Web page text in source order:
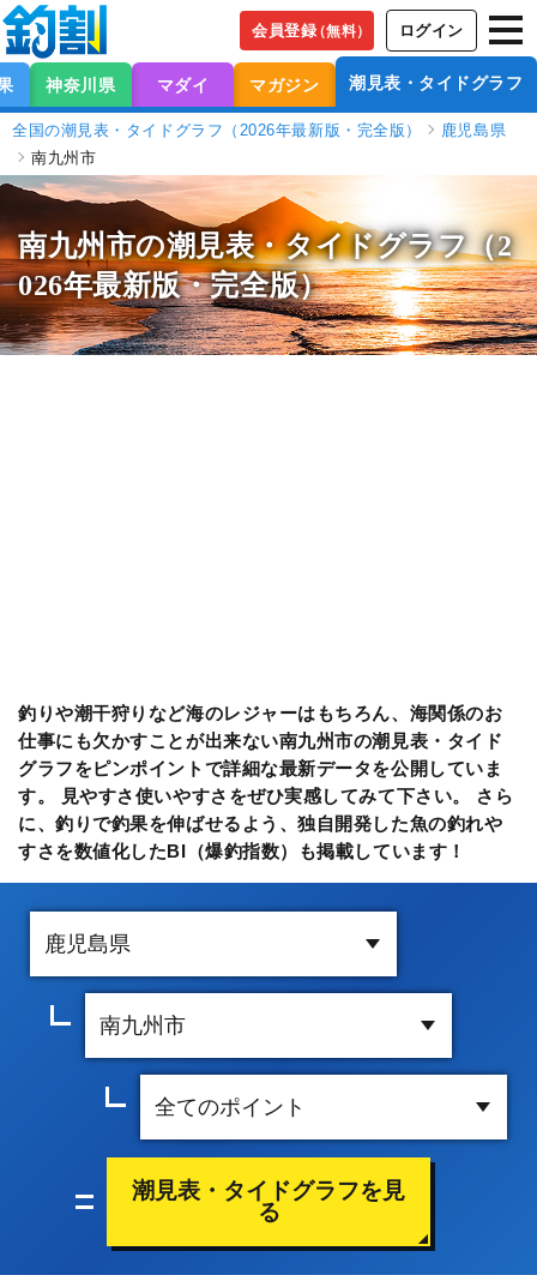
会員登録（無料） ログイン
神奈川県 マダイ マガジン 潮見表・タイドグラフ
全国の潮見表・タイドグラフ（2026年最新版・完全版）
鹿児島県
南九州市
南九州市の潮見表・タイドグラフ（2
026年最新版・完全版）
釣りや潮干狩りなど海のレジャーはもちろん、海関係のお
仕事にも欠かすことが出来ない南九州市の潮見表・タイド
グラフをピンポイントで詳細な最新データを公開していま
す。 見やすさ使いやすさをぜひ実感してみて下さい。 さら
に、釣りで釣果を伸ばせるよう、独自開発した魚の釣れや
すさを数値化したBI（爆釣指数）も掲載しています！
潮見表・タイドグラフを見
る